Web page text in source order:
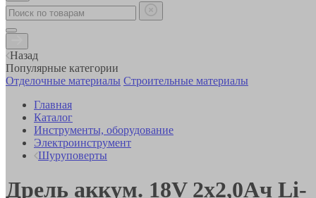
Назад
Популярные категории
Отделочные материалы Строительные материалы
Главная
Каталог
Инструменты, оборудование
Электроинструмент
Шуруповерты
Дрель аккум. 18V 2х2,0Ач Li-